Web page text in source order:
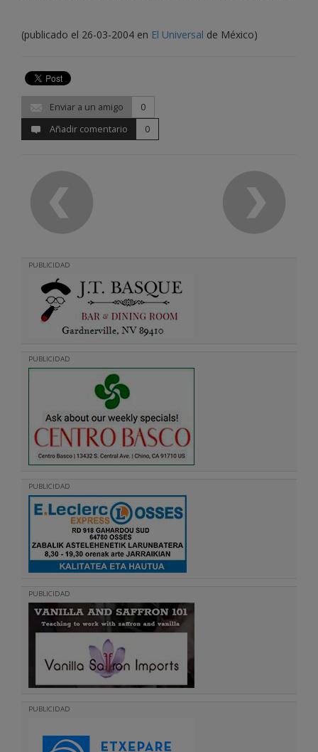
(publicado el 26-03-2004 en El Universal de México)
Enviar a un amigo
0
Añadir comentario
0
PUBLICIDAD
PUBLICIDAD
PUBLICIDAD
PUBLICIDAD
PUBLICIDAD